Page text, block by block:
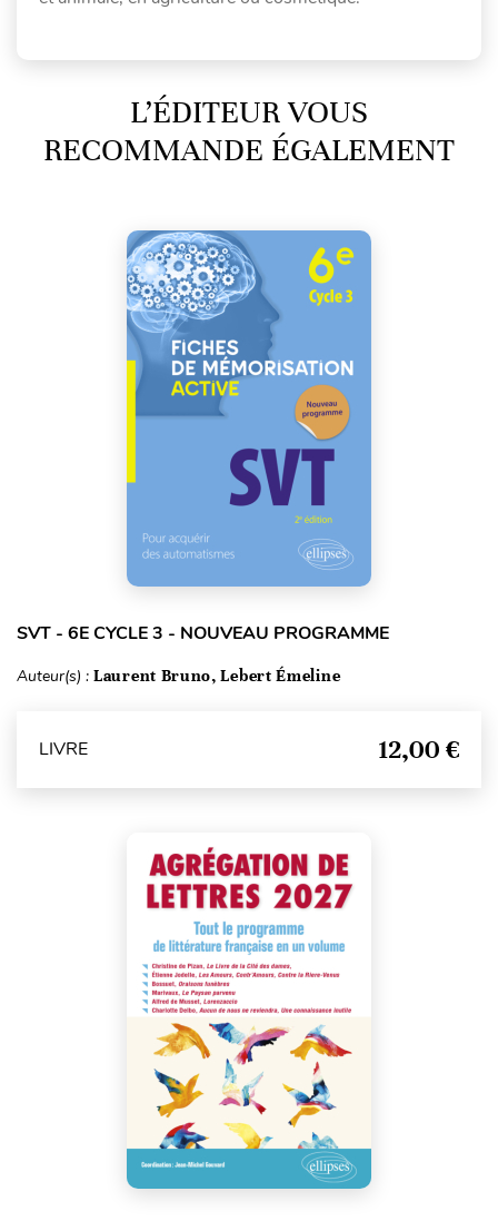
L’ÉDITEUR VOUS
RECOMMANDE ÉGALEMENT
SVT - 6E CYCLE 3 - NOUVEAU PROGRAMME
Auteur(s) : Laurent Bruno, Lebert Émeline
LIVRE 12,00 €